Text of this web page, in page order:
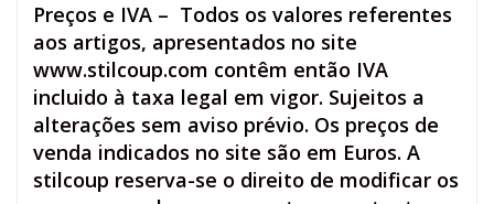
Preços e IVA – Todos os valores referentes
aos artigos, apresentados no site
www.stilcoup.com contêm então IVA
incluido à taxa legal em vigor. Sujeitos a
alterações sem aviso prévio. Os preços de
venda indicados no site são em Euros. A
stilcoup reserva-se o direito de modificar os